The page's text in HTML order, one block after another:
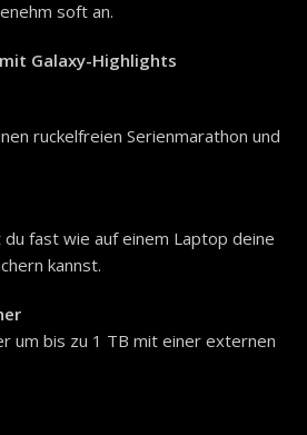
soft an.
Galaxy-Highlights
ruckelfreien Serienmarathon und
fast wie auf einem Laptop deine
kannst.
um bis zu 1 TB mit einer externen